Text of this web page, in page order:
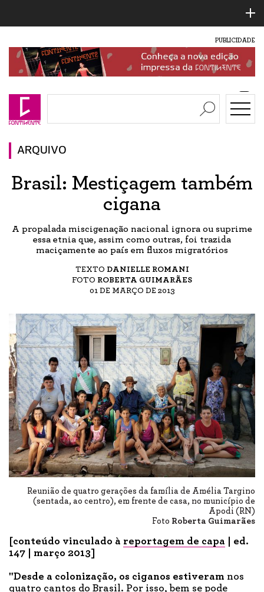
PUBLICIDADE
ARQUIVO
Brasil: Mestiçagem também
cigana
A propalada miscigenação nacional ignora ou suprime
essa etnia que, assim como outras, foi trazida
maciçamente ao país em fluxos migratórios
TEXTO DANIELLE ROMANI
FOTO ROBERTA GUIMARÃES
01 DE MARÇO DE 2013
Reunião de quatro gerações da família de Amélia Targino
(sentada, ao centro), em frente de casa, no município de
Apodi (RN)
Foto Roberta Guimarães
[conteúdo vinculado à reportagem de capa | ed.
147 | março 2013]
"Desde a colonização, os ciganos estiveram nos
quatro cantos do Brasil. Por isso, bem se pode